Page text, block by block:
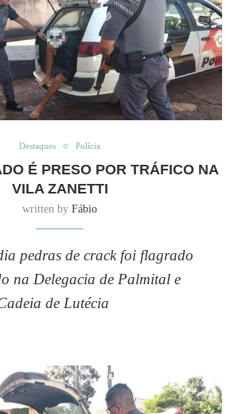
Destaques Polícia
É PRESO POR TRÁFICO NA
VILA ZANETTI
written by Fábio
pedras de crack foi flagrado
na Delegacia de Palmital e
de Lutécia